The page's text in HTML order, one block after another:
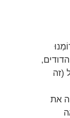
(זה
את